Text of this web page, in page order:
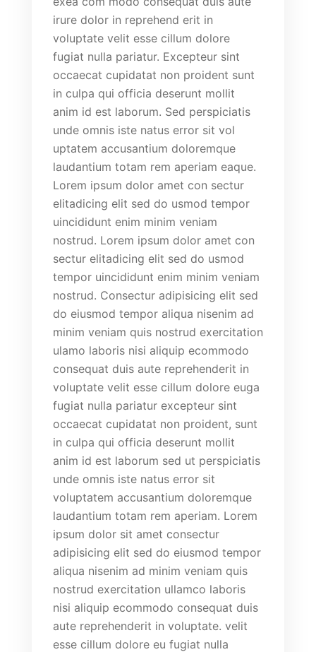
irure dolor in reprehend erit in
voluptate velit esse cillum dolore
fugiat nulla pariatur. Excepteur sint
occaecat cupidatat non proident sunt
in culpa qui officia deserunt mollit
anim id est laborum. Sed perspiciatis
unde omnis iste natus error sit vol
uptatem accusantium doloremque
laudantium totam rem aperiam eaque.
Lorem ipsum dolor amet con sectur
elitadicing elit sed do usmod tempor
uincididunt enim minim veniam
nostrud. Lorem ipsum dolor amet con
sectur elitadicing elit sed do usmod
tempor uincididunt enim minim veniam
nostrud. Consectur adipisicing elit sed
do eiusmod tempor aliqua nisenim ad
minim veniam quis nostrud exercitation
ulamo laboris nisi aliquip ecommodo
consequat duis aute reprehenderit in
voluptate velit esse cillum dolore euga
fugiat nulla pariatur excepteur sint
occaecat cupidatat non proident, sunt
in culpa qui officia deserunt mollit
anim id est laborum sed ut perspiciatis
unde omnis iste natus error sit
voluptatem accusantium doloremque
laudantium totam rem aperiam. Lorem
ipsum dolor sit amet consectur
adipisicing elit sed do eiusmod tempor
aliqua nisenim ad minim veniam quis
nostrud exercitation ullamco laboris
nisi aliquip ecommodo consequat duis
aute reprehenderit in voluptate. velit
esse cillum dolore eu fugiat nulla